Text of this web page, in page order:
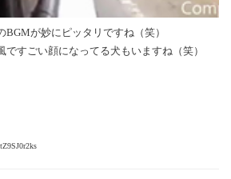
BGMが妙にピッタリですね（笑）
ですごい顔になってる犬もいますね（笑）